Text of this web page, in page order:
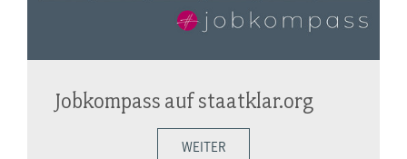
Jobkompass auf staatklar.org
WEITER